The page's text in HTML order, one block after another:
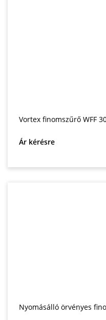
Vortex finomszűrő WFF
Ár kérésre
Nyomásálló örvényes